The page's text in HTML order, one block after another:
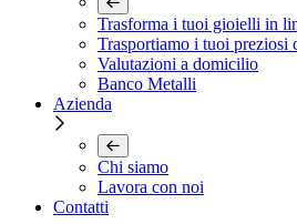
Trasforma i tuoi gioielli in
Trasportiamo i tuoi preziosi
Valutazioni a domicilio
Banco Metalli
Azienda
Chi siamo
Lavora con noi
Contatti